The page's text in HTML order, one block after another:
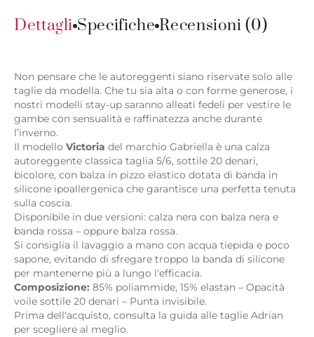
Dettagli Specifiche Recensioni (0)
Non pensare che le autoreggenti siano riservate solo alle
taglie da modella. Che tu sia alta o con forme generose, i
nostri modelli stay-up saranno alleati fedeli per vestire le
gambe con sensualità e raffinatezza anche durante
l’inverno.
Il modello Victoria del marchio Gabriella è una calza
autoreggente classica taglia 5/6, sottile 20 denari,
bicolore, con balza in pizzo elastico dotata di banda in
silicone ipoallergenica che garantisce una perfetta tenuta
sulla coscia.
Disponibile in due versioni: calza nera con balza nera e
banda rossa – oppure balza rossa.
Si consiglia il lavaggio a mano con acqua tiepida e poco
sapone, evitando di sfregare troppo la banda di silicone
per mantenerne più a lungo l'efficacia.
Composizione: 85% poliammide, 15% elastan – Opacità
voile sottile 20 denari – Punta invisibile.
Prima dell'acquisto, consulta la guida alle taglie Adrian
per scegliere al meglio.